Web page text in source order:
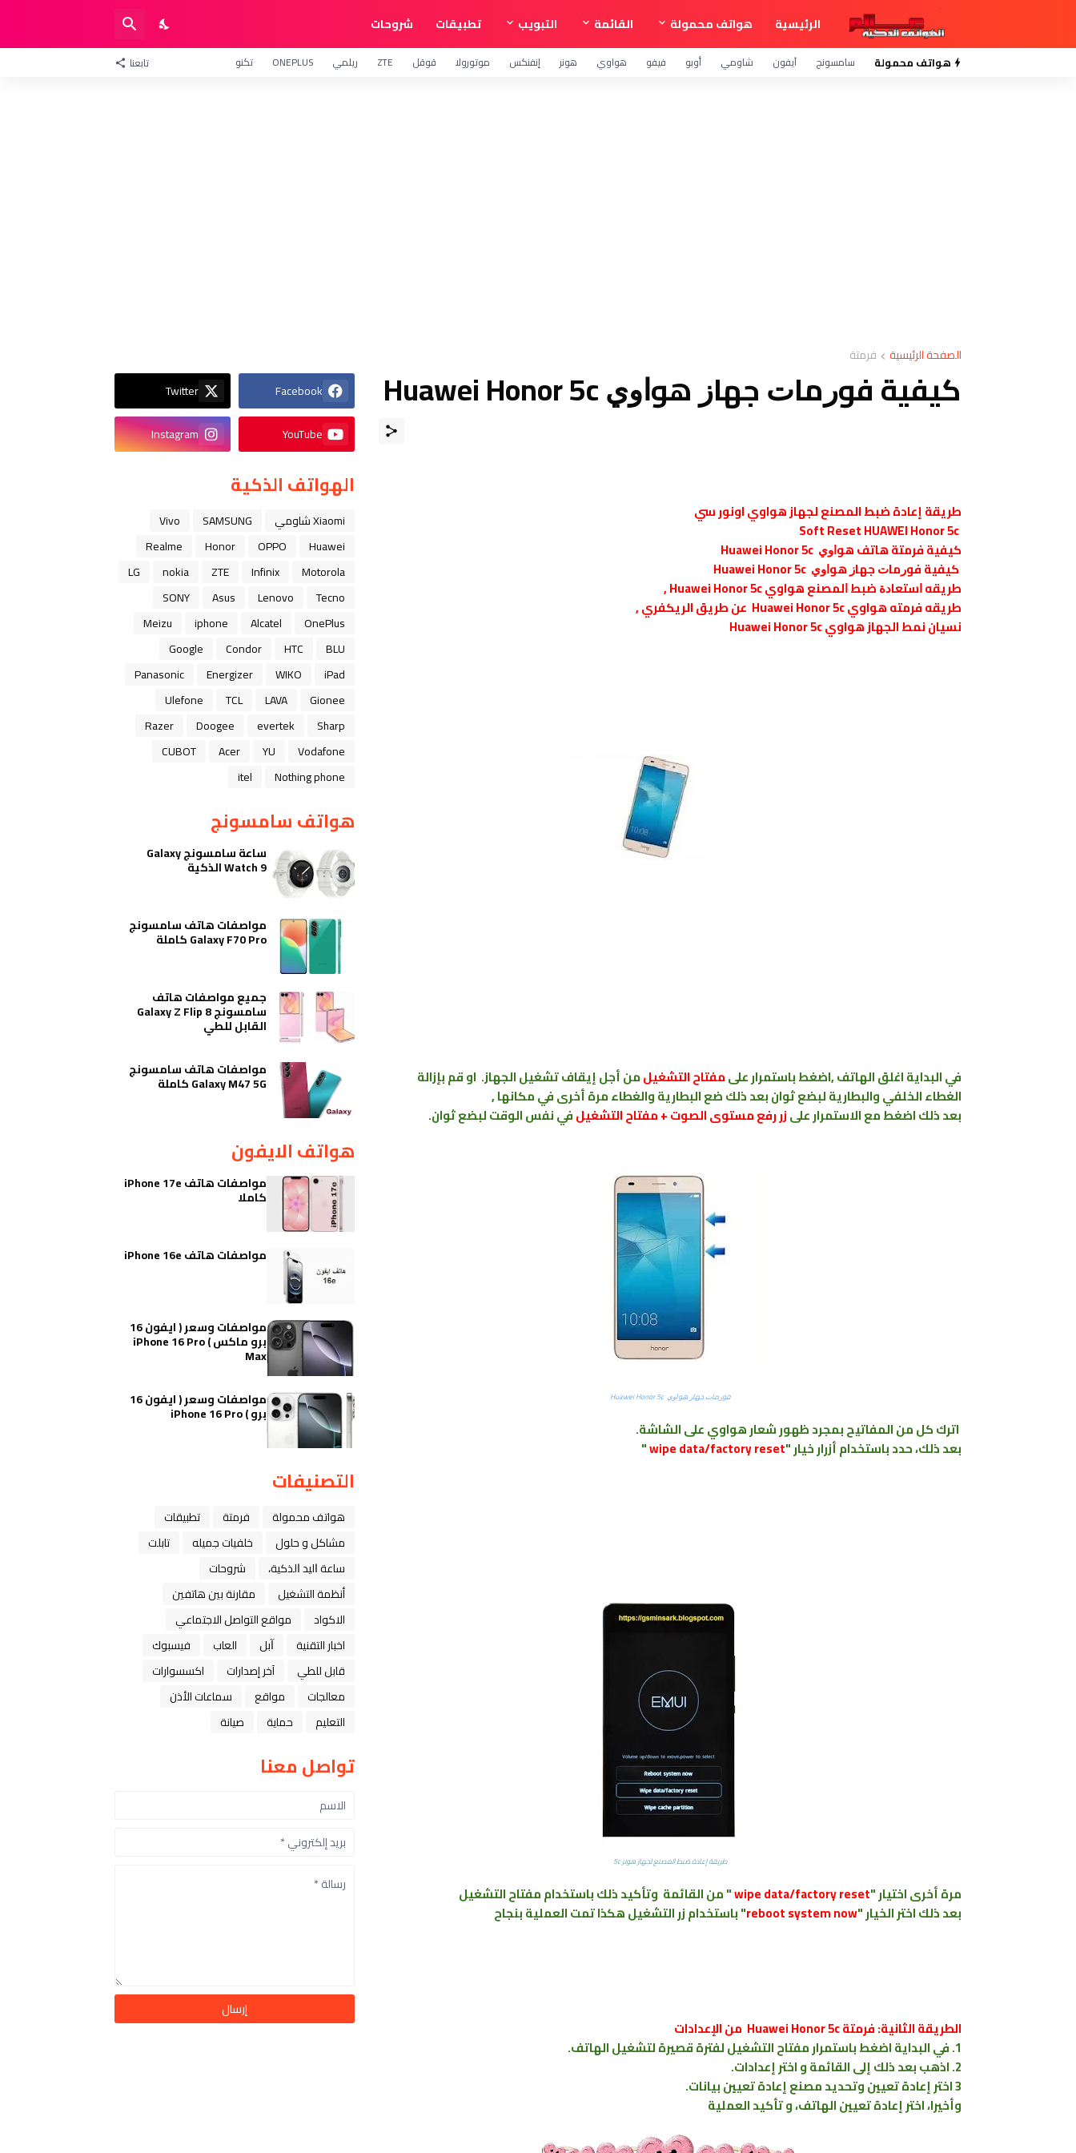
الرئيسية هواتف محمولة القائمة التبويب تطبيقات شروحات
هواتف محمولة سامسونج آيفون شاومي أوبو فيفو هواوي هونر إنفنكس موتورولا قوقل ZTE ريلمي ONEPLUS تكنو تابعنا
الصفحة الرئيسية فرمتة
ﻛﻴﻔﻴﺔ ﻓﻮﺭﻣﺎﺕ ﺟﻬﺎﺯ ﻫﻮﺍﻭﻱ Huawei Honor 5c
طريقة إعادة ضبط المصنع لجهازهواوي اونور سي
كيفية فرمتة هاتف ﻫﻮﺍﻭﻱ Huawei Honor 5c
ﻛﻴﻔﻴﺔ ﻓﻮﺭﻣﺎﺕ ﺟﻬﺎﺯ ﻫﻮﺍﻭﻱ Huawei Honor 5c
طريقه ﺍﺳﺘﻌﺎﺩﺓ ﺿﺒﻂ ﺍﻟﻤﺼﻨﻊ هواوي Huawei Honor 5c ,
طريقه فرمته هواوي Huawei Honor 5c عن طريق الريكفري ,
نسيان نمط الجهاز هواوي Huawei Honor 5c
في البداية اغلق الهاتف ,اضغط باستمرار علىمفتاح التشغيلمن أجل إيقاف تشغيل الجهاز. او قم بإزالة
الغطاء الخلفي والبطارية لبضع ثوان بعد ذلك ضع البطارية والغطاء مرة أخرى في مكانها ,
بعد ذلك اضغط مع الاستمرار علىزر رفع مستوى الصوت + مفتاح التشغيلفي نفس الوقت لبضع ثوان.
ﻓﻮﺭﻣﺎﺕ ﺟﻬﺎﺯ ﻫﻮﺍﻭﻱ Huawei Honor 5c
اترك كل من المفاتيح بمجرد ظهور شعار هواوي على الشاشة.
بعد ذلك، حدد باستخدام أزرار خيار "wipe data/factory reset
"
طريقة إعادة ضبط المصنع لجهاز هونر 5c
مرة أخرى اختيار "wipe data/factory reset" من القائمة وتأكيد ذلك باستخدام مفتاح التشغيل
بعد ذلك اختر الخيار "reboot system now" باستخدام زر التشغيل هكذا تمت العملية بنجاح
الطريقة الثانية: فرمتة Huawei Honor 5c من الإعدادات
1. في البداية اضغط باستمرار مفتاح التشغيل لفترة قصيرة لتشغيل الهاتف.
2. اذهب بعد ذلك إلى القائمة و اختر إعدادات.
3 اختر إعادة تعيين وتحديد مصنع إعادة تعيين بيانات.
وأخيرا، اختر إعادة تعيين الهاتف، و تأكيد العملية
Facebook
Twitter
YouTube
Instagram
الهواتف الذكية
Xiaomi شاومي SAMSUNG
Vivo
Huawei
OPPO
Honor
Realme
Motorola
Infinix
ZTE
nokia
LG
Tecno
Lenovo
Asus
SONY
OnePlus
Alcatel
iphone
Meizu
BLU
HTC
Condor
Google
iPad
WIKO
Energizer
Panasonic
Gionee
LAVA
TCL
Ulefone
Sharp
evertek
Doogee
Razer
Vodafone
YU
Acer
CUBOT
Nothing phone
itel
هواتف سامسونج
ساعة سامسونج Galaxy
Watch 9 الذكية
مواصفات هاتف سامسونج
Galaxy F70 Pro كاملة
جميع مواصفات هاتف
سامسونج Galaxy Z Flip 8
القابل للطي
مواصفات هاتف سامسونج
Galaxy M47 5G كاملة
هواتف الايفون
مواصفات هاتف iPhone 17e
كاملا
مواصفات هاتف iPhone 16e
مواصفات وسعر ( ايفون 16
برو ماكس ) iPhone 16 Pro
Max
مواصفات وسعر ( ايفون 16
برو ) iPhone 16 Pro
التصنيفات
هواتف محمولة فرمتة
تطبيقات
مشاكل و حلول
خلفيات جميله
تابلت
ﺳﺎﻋﺔ ﺍﻟﻴﺪ ﺍﻟﺬﻛﻴﺔ،
شروحات
أنظمة التشغيل
مقارنة بين هاتفين
الاكواد
مواقع التواصل الاجتماعي
اخبار التقنية
ﺁﺑﻞ العاب
فيسبوك
قابل للطي
آخر إصدارات
اكسسوارات
معالجات
مواقع
سماعات الأذن
التعليم
حماية صيانة
تواصل معنا